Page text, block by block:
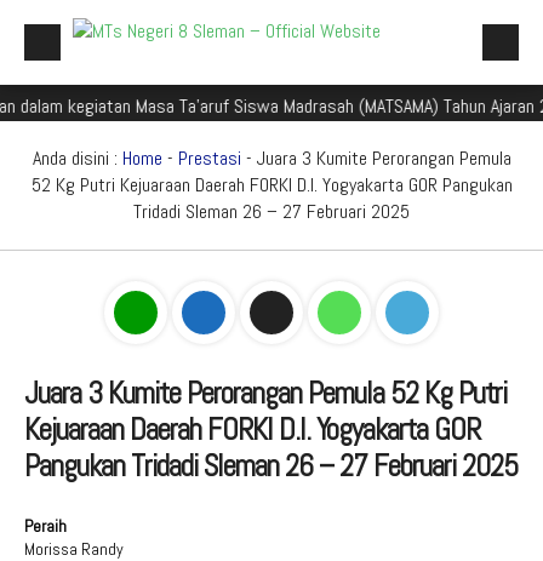
Beranda
Profil Madrasah
Galeri
Aplikasi Madrasah
Perpustakaan Madyadesta
Zona Integritas
Masa Ta'aruf Siswa Madrasah (MATSAMA) Tahun Ajaran 2025/
Anda disini : Home - Prestasi - Juara 3 Kumite Perorangan Pemula
52 Kg Putri Kejuaraan Daerah FORKI D.I. Yogyakarta GOR Pangukan
Tridadi Sleman 26 – 27 Februari 2025
Juara 3 Kumite Perorangan Pemula 52 Kg Putri
Kejuaraan Daerah FORKI D.I. Yogyakarta GOR
Pangukan Tridadi Sleman 26 – 27 Februari 2025
Peraih
Morissa Randy